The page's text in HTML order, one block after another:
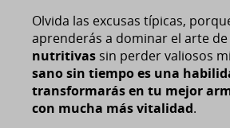
Olvida las excusas típicas,
aprenderás a dominar el arte de
nutritivas sin perder valiosos
sano sin tiempo es una
transformarás en tu mejor
con mucha más vitalidad.